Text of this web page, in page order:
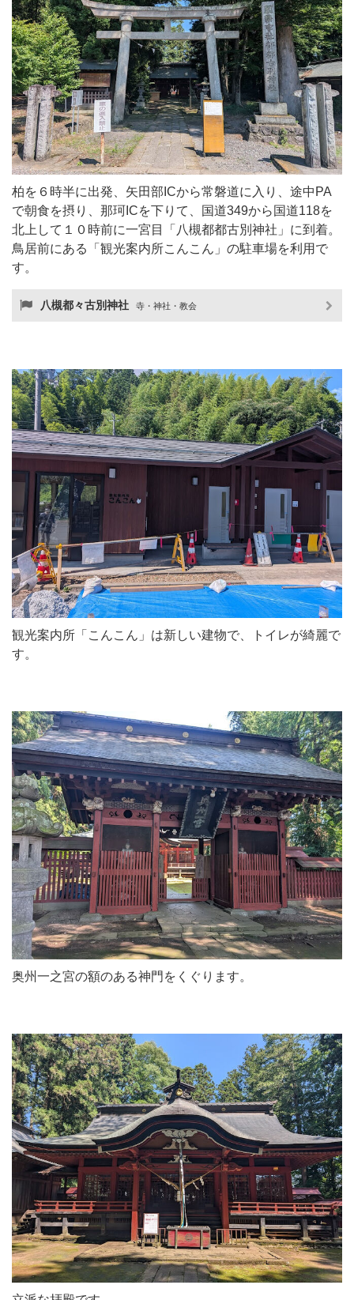
柏を６時半に出発、矢田部ICから常磐道に入り、途中PA
で朝食を摂り、那珂ICを下りて、国道349から国道118を
北上して１０時前に一宮目「八槻都都古別神社」に到着。
鳥居前にある「観光案内所こんこん」の駐車場を利用で
す。
八槻都々古別神社 寺・神社・教会
観光案内所「こんこん」は新しい建物で、トイレが綺麗で
す。
奥州一之宮の額のある神門をくぐります。